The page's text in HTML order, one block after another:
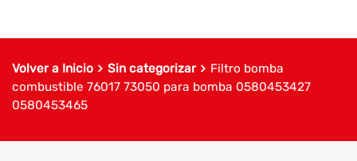
Volver a Inicio Sin categorizar
Filtro bomba
combustible 76017 73050 para bomba 0580453427
0580453465